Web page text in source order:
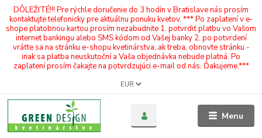
DÔLEŽITÉ!!! Pre rýchle doručenie do 3 hodín v Bratislave nás prosím
kontaktujte telefonicky pre aktuálnu ponuku kvetov. *** Po zaplatení v e-
shope platobnou kartou prosím nezabudnite 1. potvrdiť platbu vo Vašom
internet bankingu alebo SMS kódom od Vašej banky 2. po potvrdení
vráťte sa na stránku e-shopu kvetinárstva, ak treba, obnovte stránku -
inak sa platba neuskutoční a Vaša objednávka nebude platná. Po
zaplatení prosím čakajte na potvrdzujúci e-mail od nás. Ďakujeme.***
Menu
EUR